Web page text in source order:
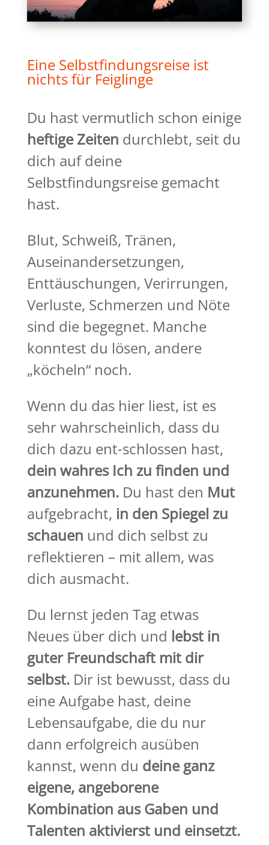
Eine Selbstfindungsreise ist
nichts für Feiglinge
Du hast vermutlich schon einige
heftige Zeiten durchlebt, seit du
dich auf deine
Selbstfindungsreise gemacht
hast.
Blut, Schweiß, Tränen,
Auseinandersetzungen,
Enttäuschungen, Verirrungen,
Verluste, Schmerzen und Nöte
sind die begegnet. Manche
konntest du lösen, andere
„köcheln“ noch.
Wenn du das hier liest, ist es
sehr wahrscheinlich, dass du
dich dazu ent-schlossen hast,
dein wahres Ich zu finden und
anzunehmen.Du hast den Mut
aufgebracht, in den Spiegel zu
schauen und dich selbst zu
reflektieren – mit allem, was
dich ausmacht.
Du lernst jeden Tag etwas
Neues über dich und lebst in
guter Freundschaft mit dir
selbst.Dir ist bewusst, dass du
eine Aufgabe hast, deine
Lebensaufgabe, die du nur
dann erfolgreich ausüben
kannst, wenn du deine ganz
eigene, angeborene
Kombination aus Gaben und
Talenten aktivierst und einsetzt.